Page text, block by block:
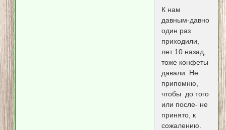
К нам
давным-давно
один раз
приходили,
лет 10 назад,
тоже конфеты
давали. Не
припомню,
чтобы до того
или после- не
принято, к
сожалению.